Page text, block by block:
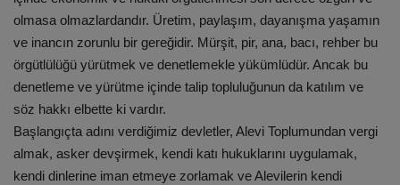
olmasa olmazlardandır. Üretim, paylaşım, dayanışma yaşamın
ve inancın zorunlu bir gereğidir. Mürşit, pir, ana, bacı, rehber bu
örgütlülüğü yürütmek ve denetlemekle yükümlüdür. Ancak bu
denetleme ve yürütme içinde talip topluluğunun da katılım ve
söz hakkı elbette ki vardır.
Başlangıçta adını verdiğimiz devletler, Alevi Toplumundan vergi
almak, asker devşirmek, kendi katı hukuklarını uygulamak,
kendi dinlerine iman etmeye zorlamak ve Alevilerin kendi